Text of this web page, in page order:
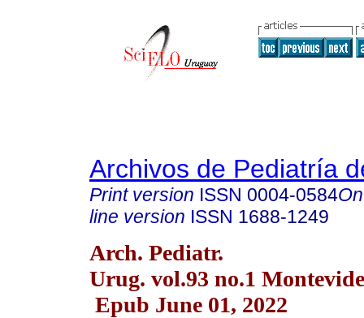
Archivos de Pediatría
Print version ISSN 0004-0584
line version ISSN 1688-1249
Arch. Pediatr.
Urug. vol.93 no.1
Epub June 01, 2022